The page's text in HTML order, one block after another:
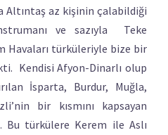
Altıntaş az kişinin çalabildiği
ve sazıyla Teke
Havaları türküleriyle bize bir
Kendisi Afyon-Dinarlı olup
İsparta, Burdur, Muğla,
bir kısmını kapsayan
Bu türkülere Kerem ile Aslı